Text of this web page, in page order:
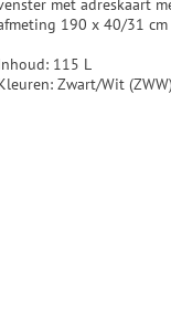
met adreskaart
190 x 40/31 cm
115 L
Zwart/Wit (ZWW)